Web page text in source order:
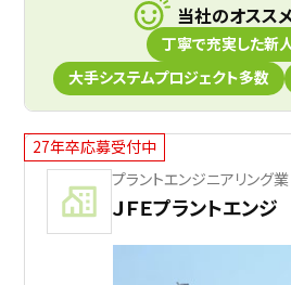
当社のオスス
丁寧で充実した新
大手システムプロジェクト多数
27年卒応募受付中
プラントエンジニアリング業
ＪＦＥプラントエンジ